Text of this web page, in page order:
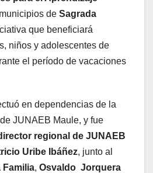
de Sagrada
que beneficiará
niños y adolescentes de
el período de vacaciones
en dependencias de la
JUNAEB Maule, y fue
regional de JUNAEB
Uribe Ibáñez, junto al
Familia, Osvaldo Jorquera